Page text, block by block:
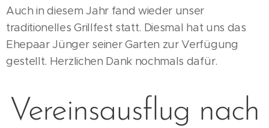
Auch in diesem Jahr fand wieder unser
traditionelles Grillfest statt. Diesmal hat uns das
Ehepaar Jünger seiner Garten zur Verfügung
gestellt. Herzlichen Dank nochmals dafür.
Vereinsausflug nach